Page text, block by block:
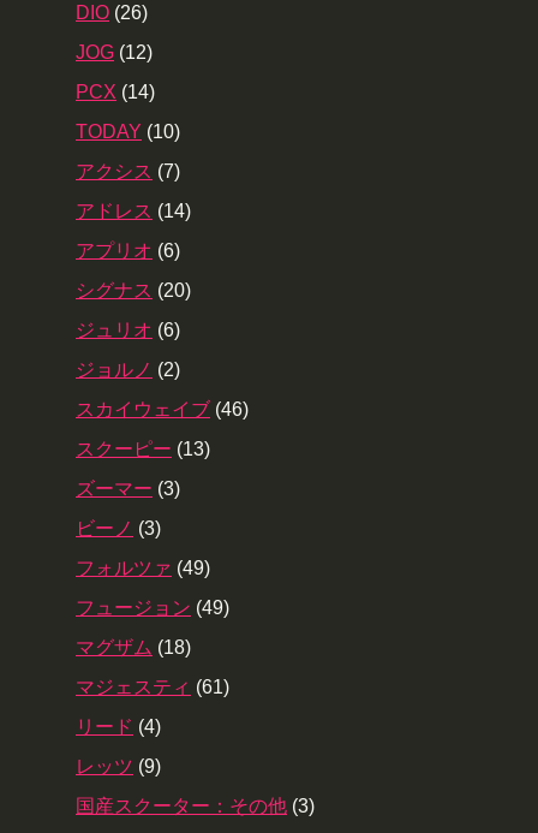
DIO (26)
JOG (12)
PCX (14)
TODAY (10)
アクシス (7)
アドレス (14)
アプリオ (6)
シグナス (20)
ジュリオ (6)
ジョルノ (2)
スカイウェイブ (46)
スクーピー (13)
ズーマー (3)
ビーノ (3)
フォルツァ (49)
フュージョン (49)
マグザム (18)
マジェスティ (61)
リード (4)
レッツ (9)
国産スクーター：その他 (3)